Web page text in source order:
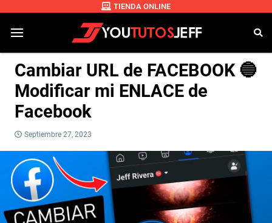
TIENDA ONLINE
Cambiar URL de FACEBOOK 🔵
Modificar mi ENLACE de
Facebook
Septiembre 27, 2023